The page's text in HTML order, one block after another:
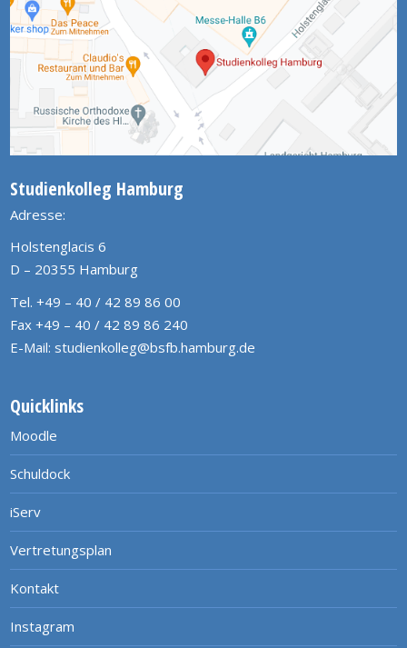
Studienkolleg Hamburg
Adresse:
Holstenglacis 6
D – 20355 Hamburg
Tel. +49 – 40 / 42 89 86 00
Fax +49 – 40 / 42 89 86 240
E-Mail: studienkolleg@bsfb.hamburg.de
Quicklinks
Moodle
Schuldock
iServ
Vertretungsplan
Kontakt
Instagram